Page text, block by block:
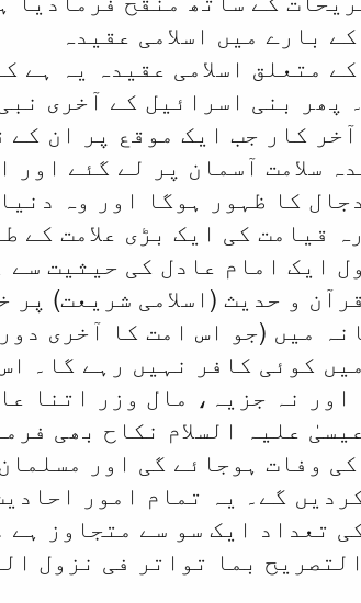
بارے میں اسلامی عقیدہ
متعلق اسلامی عقیدہ یہ ہے
پھر بنی اسرائیل کے آخری
کار جب ایک موقع پر ان
سلامت آسمان پر لے گئے
کا ظہور ہوگا اور وہ
قیامت کی ایک بڑی علامت
ایک امام عادل کی حیثیت
و حدیث (اسلامی شریعت)
میں (جو اس امت کا آخری
کوئی کافر نہیں رہے گا۔
نہ جزیہ، مال وزر اتنا
علیہ السلام نکاح بھی
کی وفات ہوجائے گی اور
گے۔ یہ تمام امور
تعداد ایک سو سے متجاوز ہے ۔
بما تواتر فی نزول